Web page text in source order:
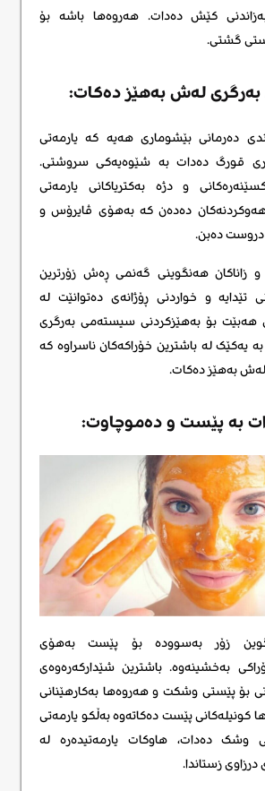
کێش دەدات. هەروەها باشە بۆ
گشتی.
دەرمانی بێشوماری هەیە کە یارمەتی
قورگ دەدات بە شێوەیەکی سروشتی.
و دژە بەکتریاکانی یارمەتی
هەوکردنەکان دەدەن کە بەهۆی ڤایرۆس و
دروست دەبن.
زاناکان هەنگوینی گەنمی ڕەش زۆرترین
تێدایە و خواردنی ڕۆژانەی دەتوانێت لە
هەبێت بۆ بەهێزکردنی سیستەمی بەرگری
یەکێک لە باشترین خۆراکەکان ناسراوە کە
بەهێز دەکات.
زۆر بەسوودە بۆ پێست بەهۆی
بەخشینەوە. باشترین شێدارکەرەوەی
بۆ پێستی وشکت و هەروەها بەکارهێنانی
کونیلەکانی پێست دەکاتەوە بەڵکو یارمەتی
وشک دەدات، هاوکات یارمەتیدەرە لە
زستاندا.